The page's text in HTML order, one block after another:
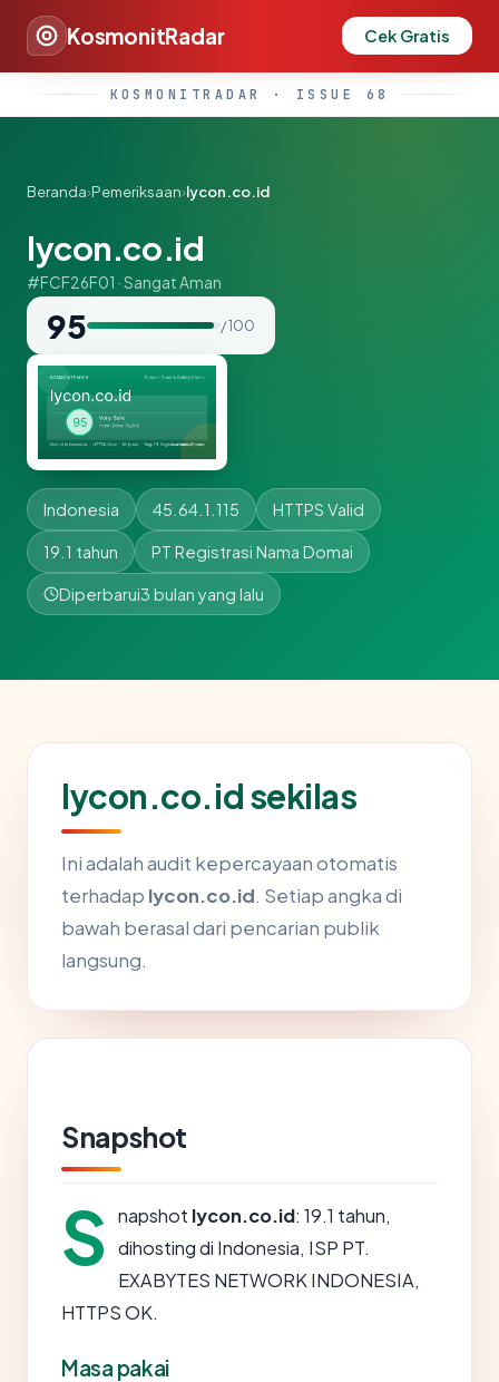
KosmonitRadar Cek Gratis
KOSMONITRADAR · ISSUE 68
Beranda›Pemeriksaan›lycon.co.id
lycon.co.id
#FCF26F01 · Sangat Aman
95 / 100
Indonesia 45.64.1.115 HTTPS Valid
19.1 tahun PT Registrasi Nama Domai
Diperbarui3 bulan yang lalu
lycon.co.id sekilas
Ini adalah audit kepercayaan otomatis
terhadap lycon.co.id. Setiap angka di
bawah berasal dari pencarian publik
langsung.
Snapshot
S napshot lycon.co.id: 19.1 tahun,
dihosting di Indonesia, ISP PT.
EXABYTES NETWORK INDONESIA,
HTTPS OK.
Masa pakai